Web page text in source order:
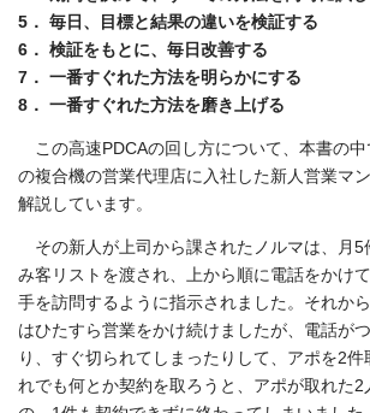
5． 毎日、目標と結果の違いを検証する
6． 検証をもとに、毎日改善する
7． 一番すぐれた方法を明らかにする
8． 一番すぐれた方法を磨き上げる
この高速PDCAの回し方について、本書の中
の複合機の営業代理店に入社した新人営業マ
解説しています。
その新人が上司から課されたノルマは、月5
み客リストを渡され、上から順に電話をかけ
手を訪問するように指示されました。それか
はひたすら営業をかけ続けましたが、電話が
り、すぐ切られてしまったりして、アポを2
れでも何とか契約を取ろうと、アポが取れた2